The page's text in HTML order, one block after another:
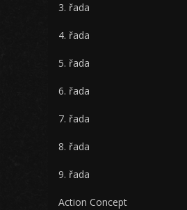
3. řada
4. řada
5. řada
6. řada
7. řada
8. řada
9. řada
Action Concept